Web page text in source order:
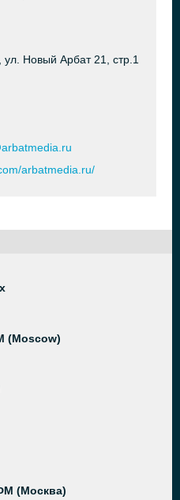
ул. Новый Арбат 21, стр.1
arbatmedia.ru/
(Moscow)
(Москва)